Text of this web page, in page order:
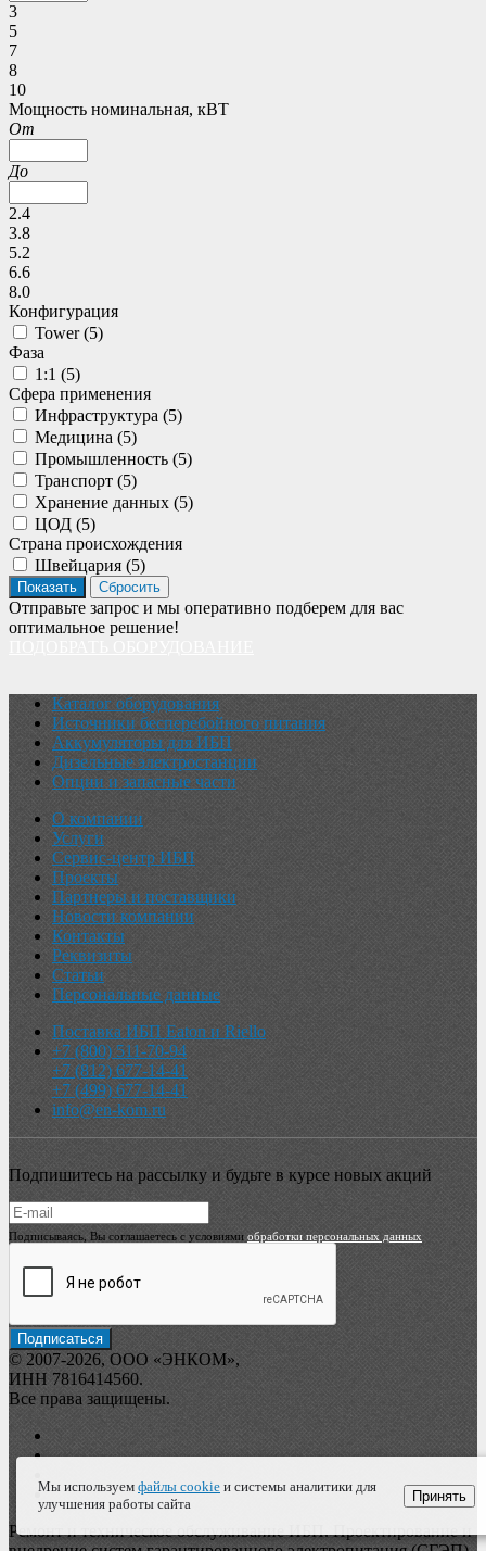
3
5
7
8
10
Мощность номинальная, кВТ
От
До
2.4
3.8
5.2
6.6
8.0
Конфигурация
Tower (5)
Фаза
1:1 (5)
Сфера применения
Инфраструктура (5)
Медицина (5)
Промышленность (5)
Транспорт (5)
Хранение данных (5)
ЦОД (5)
Страна происхождения
Швейцария (5)
Отправьте запрос и мы оперативно подберем для вас
оптимальное решение!
Каталог оборудования
Источники бесперебойного питания
Аккумуляторы для ИБП
Дизельные электростанции
Опции и запасные части
О компании
Услуги
Сервис-центр ИБП
Проекты
Партнеры и поставщики
Новости компании
Контакты
Реквизиты
Статьи
Персональные данные
Поставка ИБП Eaton и Riello
+7 (800) 511-70-94
+7 (812) 677-14-41
+7 (499) 677-14-41
info@en-kom.ru
Подпишитесь на рассылку и будьте в курсе новых акций
Подписываясь, Вы соглашаетесь с условиями обработки персональных данных
© 2007-2026, ООО «ЭНКОМ»,
ИНН 7816414560.
Все права защищены.
Ремонт и техническое обслуживание ИБП. Проектирование и
Мы используем файлы cookie и системы аналитики для
улучшения работы сайта
Принять